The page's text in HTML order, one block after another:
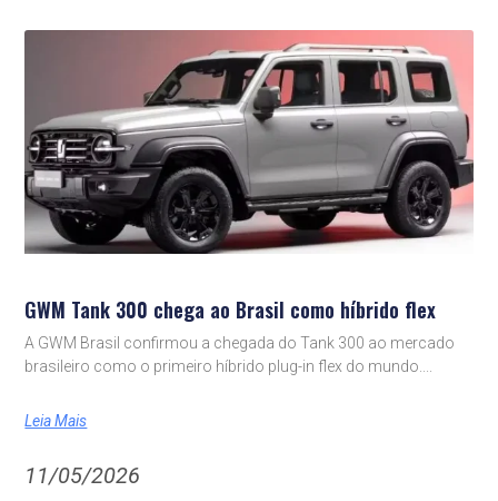
GWM Tank 300 chega ao Brasil como híbrido flex
A GWM Brasil confirmou a chegada do Tank 300 ao mercado
brasileiro como o primeiro híbrido plug-in flex do mundo.
Leia Mais
11/05/2026